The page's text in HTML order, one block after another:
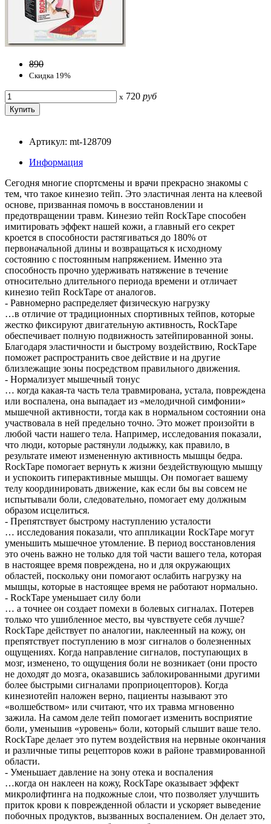
890
Скидка 19%
x 720 руб
Артикул: mt-128709
Информация
Сегодня многие спортсмены и врачи прекрасно знакомы с
тем, что такое кинезио тейп. Это эластичная лента на клеевой
основе, призванная помочь в восстановлении и
предотвращении травм. Кинезио тейп RockTape способен
имитировать эффект нашей кожи, а главный его секрет
кроется в способности растягиваться до 180% от
первоначальной длины и возвращаться к исходному
состоянию с постоянным напряжением. Именно эта
способность прочно удерживать натяжение в течение
относительно длительного периода времени и отличает
кинезио тейп RockTape от аналогов.
- Равномерно распределяет физическую нагрузку
…в отличие от традиционных спортивных тейпов, которые
жестко фиксируют двигательную активность, RockTape
обеспечивает полную подвижность затейпированной зоны.
Благодаря эластичности и быстрому воздействию, RockTape
поможет распространить свое действие и на другие
близлежащие зоны посредством правильного движения.
- Нормализует мышечный тонус
… когда какая-та часть тела травмирована, устала, повреждена
или воспалена, она выпадает из «мелодичной симфонии»
мышечной активности, тогда как в нормальном состоянии она
участвовала в ней предельно точно. Это может произойти в
любой части нашего тела. Например, исследования показали,
что люди, которые растянули лодыжку, как правило, в
результате имеют измененную активность мышцы бедра.
RockTape помогает вернуть к жизни бездействующую мышцу
и успокоить гиперактивные мышцы. Он помогает вашему
телу координировать движение, как если бы вы совсем не
испытывали боли, следовательно, помогает ему должным
образом исцелиться.
- Препятствует быстрому наступлению усталости
… исследования показали, что аппликации RockTape могут
уменьшить мышечное утомление. В период восстановления
это очень важно не только для той части вашего тела, которая
в настоящее время повреждена, но и для окружающих
областей, поскольку они помогают ослабить нагрузку на
мышцы, которые в настоящее время не работают нормально.
- RockTape уменьшает силу боли
… а точнее он создает помехи в болевых сигналах. Потерев
только что ушибленное место, вы чувствуете себя лучше?
RockTape действует по аналогии, наклеенный на кожу, он
препятствует поступлению в мозг сигналов о болезненных
ощущениях. Когда направление сигналов, поступающих в
мозг, изменено, то ощущения боли не возникает (они просто
не доходят до мозга, оказавшись заблокированными другими
более быстрыми сигналами проприоцепторов). Когда
кинезиотейп наложен верно, пациенты называют это
«волшебством» или считают, что их травма мгновенно
зажила. На самом деле тейп помогает изменить восприятие
боли, уменьшив «уровень» боли, который слышит ваше тело.
RockTape делает это путем воздействия на нервные окончания
и различные типы рецепторов кожи в районе травмированной
области.
- Уменьшает давление на зону отека и воспаления
…когда он наклеен на кожу, RockTape оказывает эффект
микролифтинга на подкожные слои, что позволяет улучшить
приток крови к поврежденной области и ускоряет выведение
побочных продуктов, вызванных воспалением. Он делает это,